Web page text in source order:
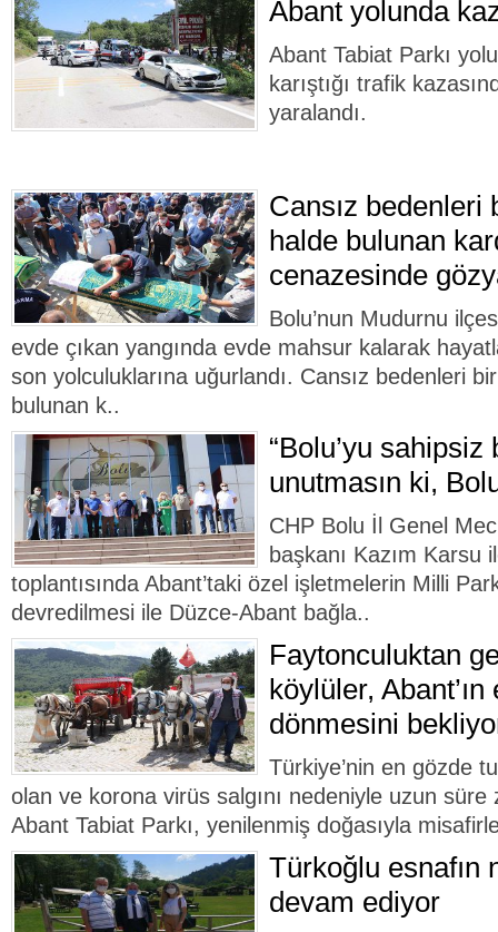
Abant yolunda
Abant Tabiat Parkı
karıştığı trafik
yaralandı.
Cansız bedenleri
halde bulunan
cenazesinde
Bolu’nun Mudurnu
evde çıkan yangında evde mahsur kalarak
son yolculuklarına uğurlandı. Cansız bedenleri
bulunan k..
“Bolu’yu sahipsiz
unutmasın ki,
CHP Bolu İl Genel
başkanı Kazım Karsu
toplantısında Abant’taki özel işletmelerin Milli
devredilmesi ile Düzce-Abant bağla..
Faytonculuktan
köylüler,
dönmesini
Türkiye’nin en gözde
olan ve korona virüs salgını nedeniyle uzun süre
Abant Tabiat Parkı, yenilenmiş doğasıyla
Türkoğlu esnafın
devam ediyor